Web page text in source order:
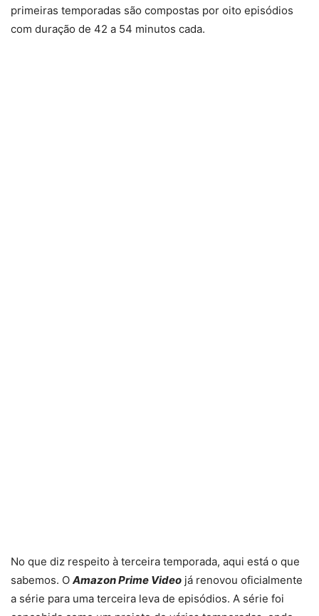
primeiras temporadas são compostas por oito episódios
com duração de 42 a 54 minutos cada.
No que diz respeito à terceira temporada, aqui está o que
sabemos. O Amazon Prime Video já renovou oficialmente
a série para uma terceira leva de episódios. A série foi